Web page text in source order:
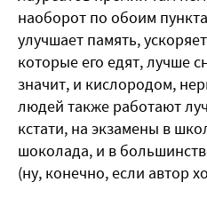
наоборот по обоим
улучшает память,
которые его едят, лучше
значит, и кислородом,
людей также работают
кстати, на экзамены в
шоколада, и в
(ну, конечно, если автор